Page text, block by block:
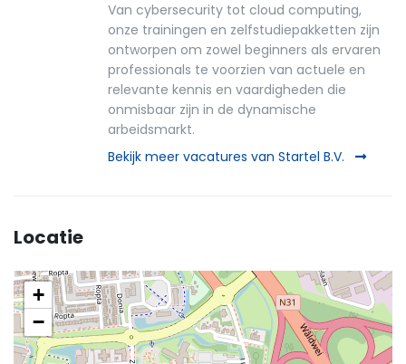
Van cybersecurity tot cloud computing,
onze trainingen en zelfstudiepakketten zijn
ontworpen om zowel beginners als ervaren
professionals te voorzien van actuele en
relevante kennis en vaardigheden die
onmisbaar zijn in de dynamische
arbeidsmarkt.
Bekijk meer vacatures van Startel B.V.
Locatie
+
−